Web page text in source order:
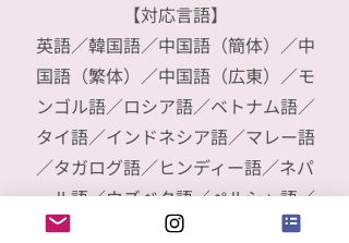
【対応言語】
英語／韓国語／中国語（簡体）／中
国語（繁体）／中国語（広東）／モ
ンゴル語／ロシア語／ベトナム語／
タイ語／インドネシア語／マレー語
／タガログ語／ヒンディー語／ネパ
ール語／ウズベク語／ペルシャ語／
トルコ語／アラビア語／ヘブライ語